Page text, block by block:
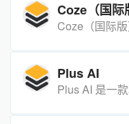
Coze（国际
Plus AI